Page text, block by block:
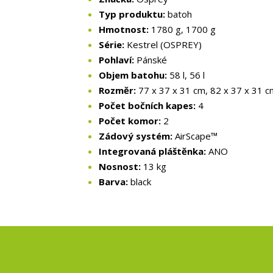
Typ produktu: batoh
Hmotnost: 1780 g, 1700 g
Série: Kestrel (OSPREY)
Pohlaví: Pánské
Objem batohu: 58 l, 56 l
Rozměr: 77 x 37 x 31 cm, 82 x 37 x 31
Počet bočních kapes: 4
Počet komor: 2
Zádový systém: AirScape™
Integrovaná pláštěnka: ANO
Nosnost: 13 kg
Barva: black